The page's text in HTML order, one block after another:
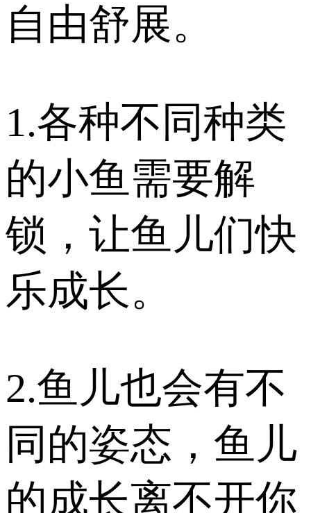
自由舒展。
1.各种不同种类
的小鱼需要解
锁，让鱼儿们快
乐成长。
2.鱼儿也会有不
同的姿态，鱼儿
的成长离不开你